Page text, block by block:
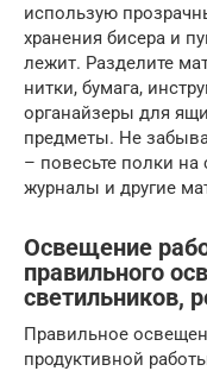
использую
хранения бисера и
лежит. Разделите
нитки, бумага,
органайзеры для
предметы. Не
– повесьте полки на
журналы и другие
Освещение
правильного
светильников,
Правильное
продуктивной